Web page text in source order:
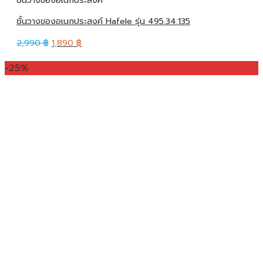
ชั้นวางของอเนกประสงค์ Hafele รุ่น 495.34.135
2,990฿ 1,890 ฿
-25%